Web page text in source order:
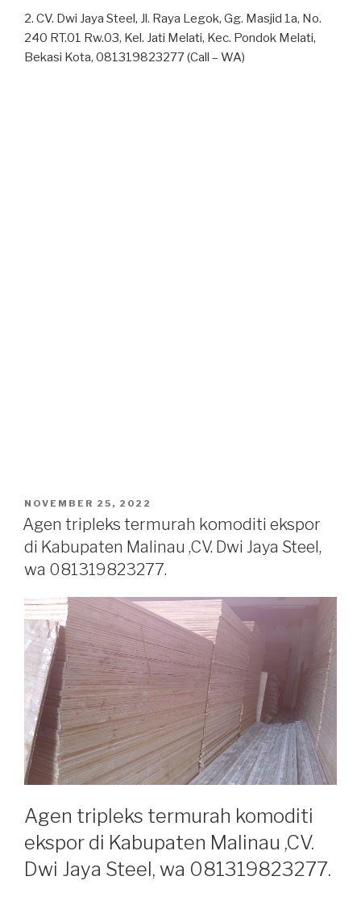
2. CV. Dwi Jaya Steel, Jl. Raya Legok, Gg. Masjid 1a, No.
240 RT.01 Rw.03, Kel. Jati Melati, Kec. Pondok Melati,
Bekasi Kota, 081319823277 (Call – WA)
POSTED
ON
NOVEMBER 25, 2022
Agen tripleks termurah komoditi ekspor
di Kabupaten Malinau ,CV. Dwi Jaya Steel,
wa 081319823277.
Agen tripleks termurah komoditi
ekspor di Kabupaten Malinau ,CV.
Dwi Jaya Steel, wa 081319823277.